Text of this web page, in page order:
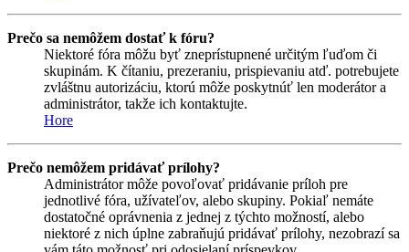
Prečo sa nemôžem dostať k fóru?
Niektoré fóra môžu byť zneprístupnené určitým ľuďom či
skupinám. K čítaniu, prezeraniu, prispievaniu atď. potrebujete
zvláštnu autorizáciu, ktorú môže poskytnúť len moderátor a
administrátor, takže ich kontaktujte.
Hore
Prečo nemôžem pridávať prílohy?
Administrátor môže povoľovať pridávanie príloh pre
jednotlivé fóra, užívateľov, alebo skupiny. Pokiaľ nemáte
dostatočné oprávnenia z jednej z týchto možností, alebo
niektoré z nich úplne zabraňujú pridávať prílohy, nezobrazí sa